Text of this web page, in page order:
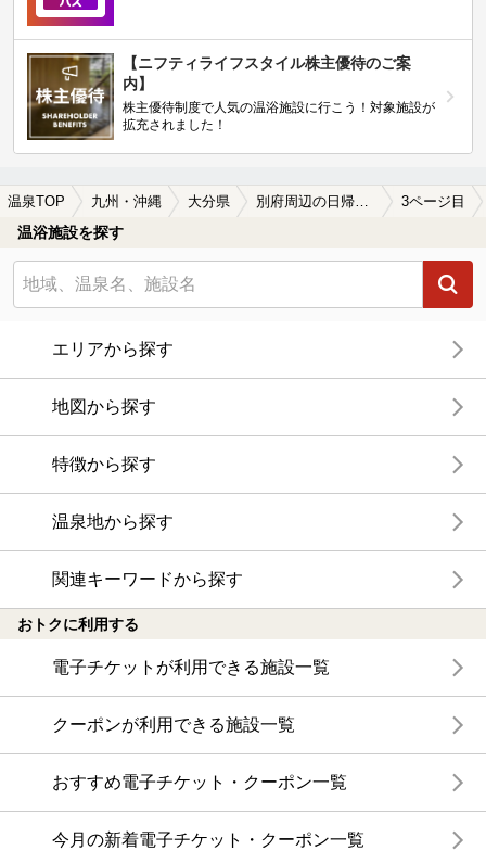
【ニフティライフスタイル株主優待のご案
内】
株主優待制度で人気の温浴施設に行こう！対象施設が
拡充されました！
温泉TOP 九州・沖縄 大分県 別府周辺の日帰り温泉、スーパー銭湯おすすめ 3ページ目
温浴施設を探す
エリアから探す
地図から探す
特徴から探す
温泉地から探す
関連キーワードから探す
おトクに利用する
電子チケットが利用できる施設一覧
クーポンが利用できる施設一覧
おすすめ電子チケット・クーポン一覧
今月の新着電子チケット・クーポン一覧